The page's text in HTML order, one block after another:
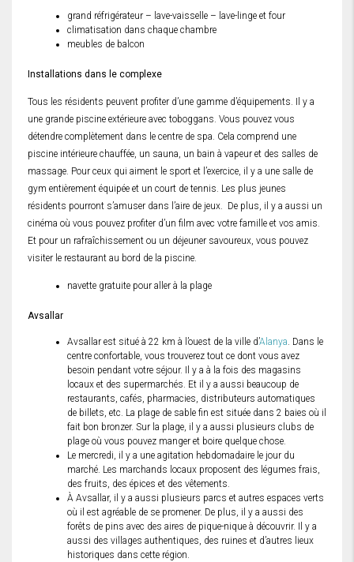
grand réfrigérateur – lave-vaisselle – lave-linge et four
climatisation dans chaque chambre
meubles de balcon
Installations dans le complexe
Tous les résidents peuvent profiter d’une gamme d’équipements. Il y a
une grande piscine extérieure avec toboggans. Vous pouvez vous
détendre complètement dans le centre de spa. Cela comprend une
piscine intérieure chauffée, un sauna, un bain à vapeur et des salles de
massage. Pour ceux qui aiment le sport et l’exercice, il y a une salle de
gym entièrement équipée et un court de tennis. Les plus jeunes
résidents pourront s’amuser dans l’aire de jeux. De plus, il y a aussi un
cinéma où vous pouvez profiter d’un film avec votre famille et vos amis.
Et pour un rafraîchissement ou un déjeuner savoureux, vous pouvez
visiter le restaurant au bord de la piscine.
navette gratuite pour aller à la plage
Avsallar
Avsallar est situé à 22 km à l’ouest de la ville d’Alanya. Dans le
centre confortable, vous trouverez tout ce dont vous avez
besoin pendant votre séjour. Il y a à la fois des magasins
locaux et des supermarchés. Et il y a aussi beaucoup de
restaurants, cafés, pharmacies, distributeurs automatiques
de billets, etc. La plage de sable fin est située dans 2 baies où il
fait bon bronzer. Sur la plage, il y a aussi plusieurs clubs de
plage où vous pouvez manger et boire quelque chose.
Le mercredi, il y a une agitation hebdomadaire le jour du
marché. Les marchands locaux proposent des légumes frais,
des fruits, des épices et des vêtements.
À Avsallar, il y a aussi plusieurs parcs et autres espaces verts
où il est agréable de se promener. De plus, il y a aussi des
forêts de pins avec des aires de pique-nique à découvrir. Il y a
aussi des villages authentiques, des ruines et d’autres lieux
historiques dans cette région.